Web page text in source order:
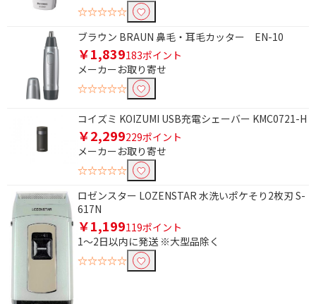
☆☆☆☆☆
ブラウン BRAUN 鼻毛・耳毛カッター EN-10
￥1,839183ポイント
メーカーお取り寄せ
☆☆☆☆☆
コイズミ KOIZUMI USB充電シェーバー KMC0721-H
￥2,299229ポイント
メーカーお取り寄せ
☆☆☆☆☆
ロゼンスター LOZENSTAR 水洗いポケそり2枚刃 S-
617N
￥1,199119ポイント
1～2日以内に発送 ※大型品除く
☆☆☆☆☆
使用可能電圧で絞り込む
AC100-240V
AC100V-240V
刃の枚数で絞り込む
1枚刃
回転刃
洗浄方式で絞り込む